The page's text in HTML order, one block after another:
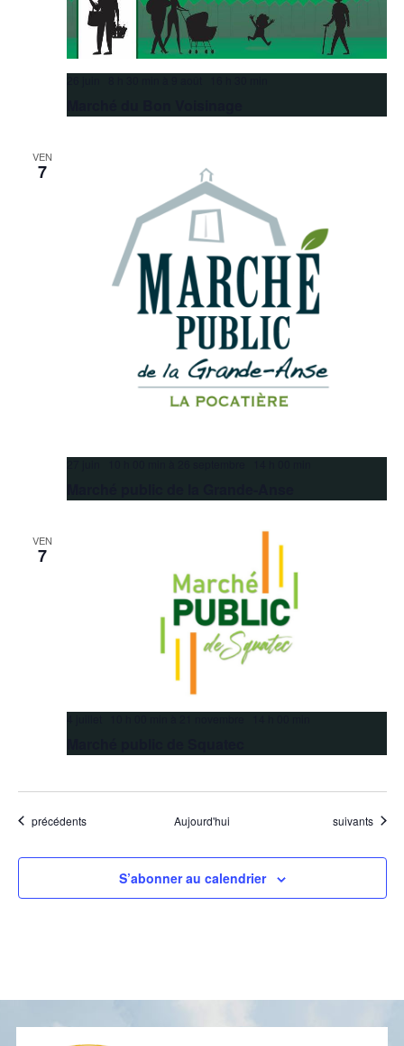
VEN
7
VEN
7
Évènements
précédents Aujourd'hui Évènements
suivants
S’abonner au calendrier